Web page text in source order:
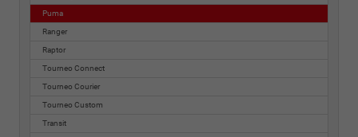
Puma
Ranger
Raptor
Tourneo Connect
Tourneo Courier
Tourneo Custom
Transit